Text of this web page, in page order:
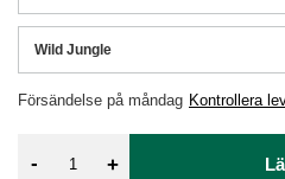
Wild Jungle
Försändelse på måndag Kontrollera
- +